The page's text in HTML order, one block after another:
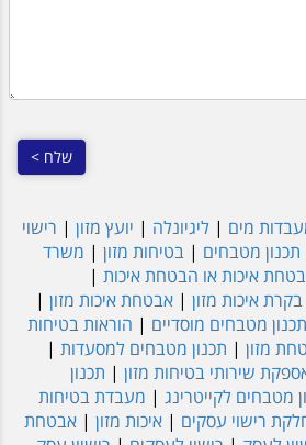
מים | ליגיונלה | יועץ מזון | רישוי
תכנון מטבחים | בטיחות מזון | משרד
איכות או הבטחת איכות |
בקרת איכות מזון | אבטחת איכות מזון |
תכנון מטבחים מוסדיים | הוראות בטיחות
מזון | תכנון מטבחים למסעדות |
שירותי בטיחות מזון | תכנון
מטבחים לקייטרינג | מעבדת בטיחות
רישוי עסקים | איכות מזון | אבטחת